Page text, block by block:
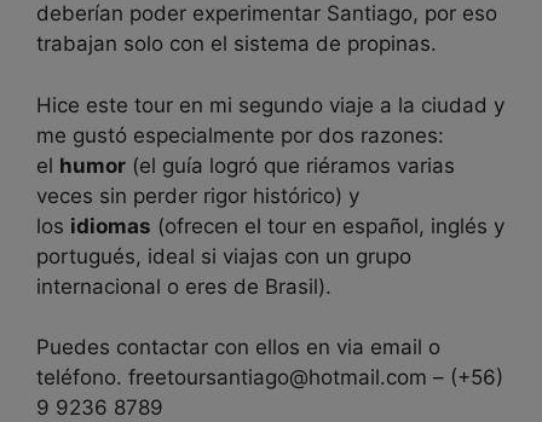
deberían poder experimentar Santiago, por eso
trabajan solo con el sistema de propinas.
Hice este tour en mi segundo viaje a la ciudad y
me gustó especialmente por dos razones:
el humor (el guía logró que riéramos varias
veces sin perder rigor histórico) y
los idiomas (ofrecen el tour en español, inglés y
portugués, ideal si viajas con un grupo
internacional o eres de Brasil).
Puedes contactar con ellos en via email o
teléfono. freetoursantiago@hotmail.com – (+56)
9 9236 8789